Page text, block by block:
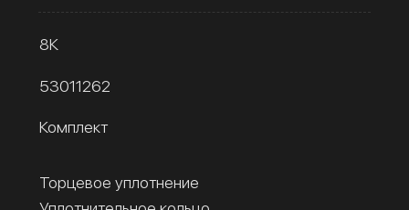
8К
53011262
Комплект
Торцевое уплотнение